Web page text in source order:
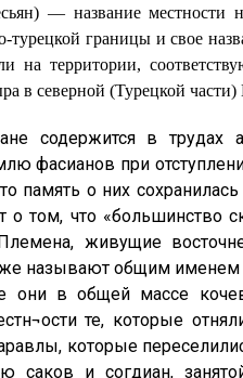
— название местности
границы и свое
на территории,
в северной (Турецкой части)
содержится в трудах
фасианов при
память о них
о том, что «большинство
живущие
же называют общим
они в общей массе
те, которые
которые
саков и согдиан,